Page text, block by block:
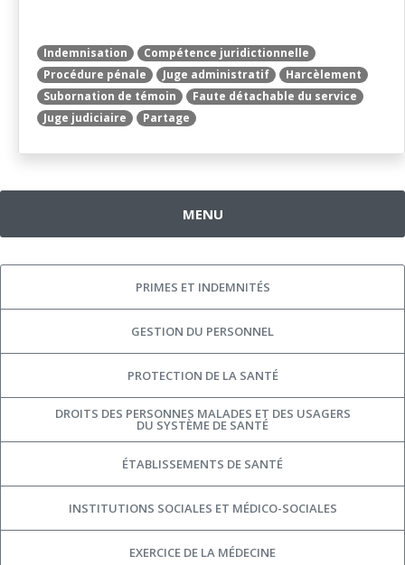
Indemnisation
Compétence juridictionnelle
Procédure pénale
Juge administratif
Harcèlement
Subornation de témoin
Faute détachable du service
Juge judiciaire
Partage
MENU
PRIMES ET INDEMNITÉS
GESTION DU PERSONNEL
PROTECTION DE LA SANTÉ
DROITS DES PERSONNES MALADES ET DES USAGERS
DU SYSTÈME DE SANTÉ
ÉTABLISSEMENTS DE SANTÉ
INSTITUTIONS SOCIALES ET MÉDICO-SOCIALES
EXERCICE DE LA MÉDECINE